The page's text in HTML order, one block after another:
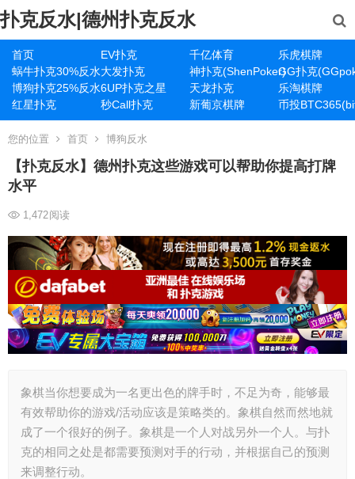
扑克反水|德州扑克反水
首页 EV扑克 千亿体育
乐虎棋牌
蜗牛扑克30%反水大发扑克 神扑克(ShenPoker)GG扑克
博狗扑克25%反水6UP扑克之星 天龙扑克
乐淘棋牌
红星扑克
秒Call扑克 新葡京棋牌 币投
您的位置 首页 博狗反水
【扑克反水】德州扑克这些游戏可以帮助你提高打牌
水平
1,472阅读
象棋当你想要成为一名更出色的牌手时，不足为奇，能够最
有效帮助你的游戏/活动应该是策略类的。象棋自然而然地就
成了一个很好的例子。象棋是一个人对战另外一个人。与扑
克的相同之处是都需要预测对手的行动，并根据自己的预测
来调整行动。